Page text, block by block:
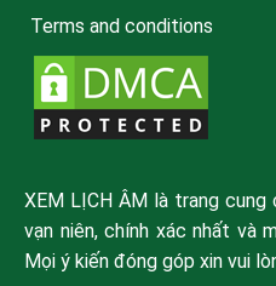
Terms and conditions
XEM LỊCH ÂM là trang
vạn niên, chính xác nhất và
Mọi ý kiến đóng góp xin vui